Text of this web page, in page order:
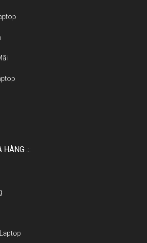
HÀNG :::